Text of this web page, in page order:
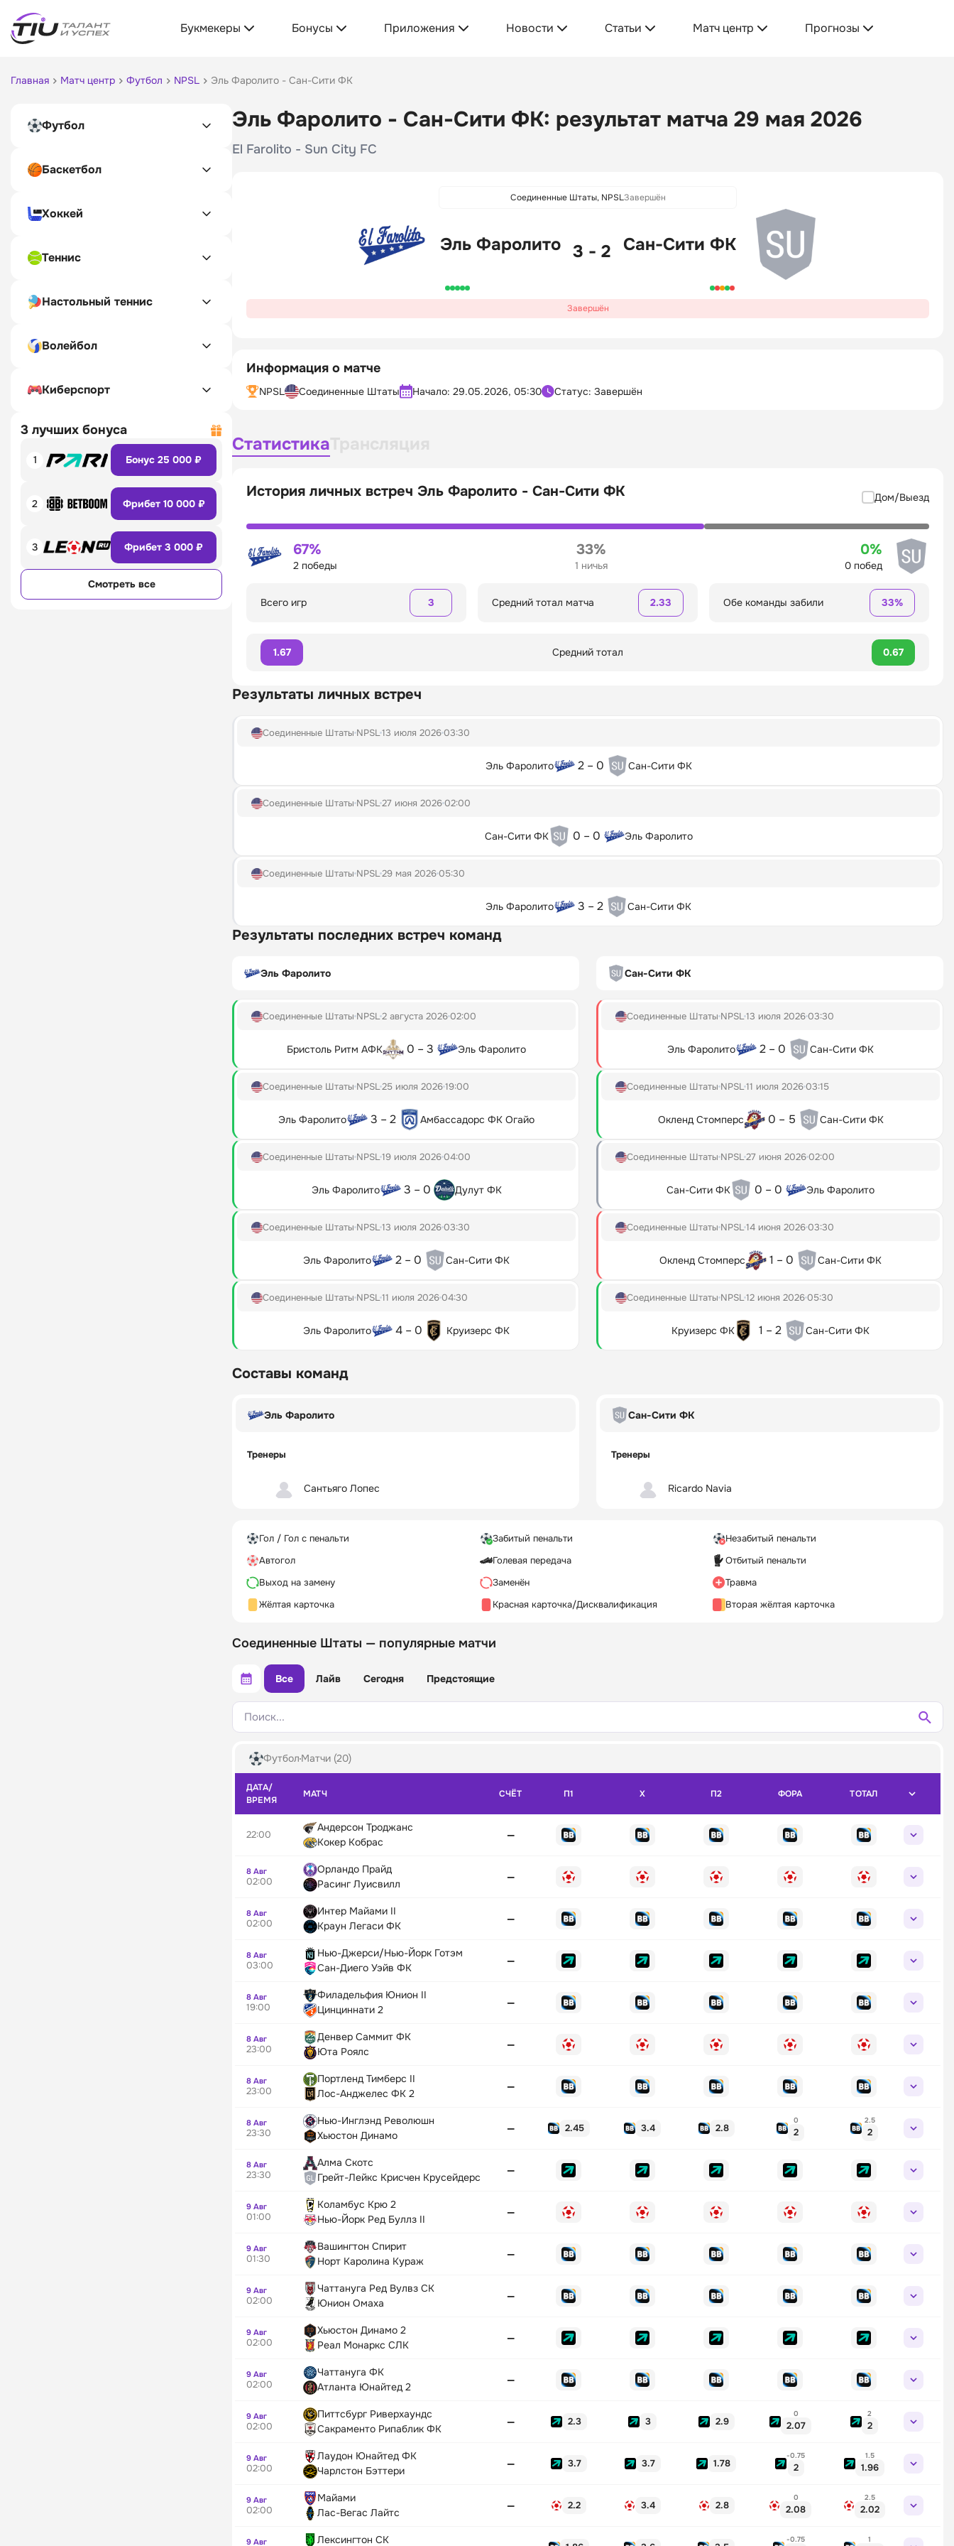
Букмекеры Бонусы Приложения Новости Статьи Матч центр Прогнозы
Главная Матч центр Футбол NPSL Эль Фаролито - Сан-Сити ФК
Футбол
Баскетбол
Хоккей
Теннис
Настольный теннис
Волейбол
Киберспорт
3 лучших бонуса
1 Бонус 25 000 ₽
2 Фрибет 10 000 ₽
3 Фрибет 3 000 ₽
Смотреть все
Эль Фаролито - Сан-Сити ФК: результат матча 29 мая 2026
El Farolito - Sun City FC
Соединенные Штаты, NPSLЗавершён
Эль Фаролито 3 - 2 Сан-Сити ФК
Завершён
Информация о матче
NPSL Соединенные Штаты Начало: 29.05.2026, 05:30 Статус: Завершён
Статистика
История личных встреч Эль Фаролито - Сан-Сити ФК Дом/Выезд
67%
2 победы
33%
1 ничья
0%
0 побед
Всего игр 3 Средний тотал матча 2.33 Обе команды забили 33%
1.67 Средний тотал 0.67
Результаты личных встреч
Соединенные Штаты NPSL13 июля 202603:30
Эль Фаролито 2 – 0 Сан-Сити ФК
Соединенные Штаты NPSL27 июня 202602:00
Сан-Сити ФК 0 – 0 Эль Фаролито
Соединенные Штаты NPSL29 мая 202605:30
Эль Фаролито 3 – 2 Сан-Сити ФК
Результаты последних встреч команд
Эль Фаролито
Соединенные Штаты NPSL2 августа 202602:00
Бристоль Ритм АФК 0 – 3 Эль Фаролито
Соединенные Штаты NPSL25 июля 202619:00
Эль Фаролито 3 – 2 Амбассадорс ФК Огайо
Соединенные Штаты NPSL19 июля 202604:00
Эль Фаролито 3 – 0 Дулут ФК
Соединенные Штаты NPSL13 июля 202603:30
Эль Фаролито 2 – 0 Сан-Сити ФК
Соединенные Штаты NPSL11 июля 202604:30
Эль Фаролито 4 – 0 Круизерс ФК
Сан-Сити ФК
Соединенные Штаты NPSL13 июля 202603:30
Эль Фаролито 2 – 0 Сан-Сити ФК
Соединенные Штаты NPSL11 июля 202603:15
Окленд Стомперс 0 – 5 Сан-Сити ФК
Соединенные Штаты NPSL27 июня 202602:00
Сан-Сити ФК 0 – 0 Эль Фаролито
Соединенные Штаты NPSL14 июня 202603:30
Окленд Стомперс 1 – 0 Сан-Сити ФК
Соединенные Штаты NPSL12 июня 202605:30
Круизерс ФК 1 – 2 Сан-Сити ФК
Составы команд
Эль Фаролито
Тренеры
Сантьяго Лопес
Сан-Сити ФК
Тренеры
Ricardo Navia
Гол / Гол с пенальти Забитый пенальти
Незабитый пенальти
Автогол
Голевая передача
Отбитый пенальти
Выход на замену
Заменён
Травма
Жёлтая карточка
Красная карточка/Дисквалификация Вторая жёлтая карточка
Соединенные Штаты — популярные матчи
Все Лайв Сегодня Предстоящие
Поиск...
Футбол Матчи (20)
ДАТА/
ВРЕМЯ
МАТЧ СЧЁТ П1 X П2 ФОРА ТОТАЛ
22:00
Андерсон Троджанс
Кокер Кобрас
—
8 Авг
02:00
Орландо Прайд
Расинг Луисвилл
—
8 Авг
02:00
Интер Майами II
Краун Легаси ФК
—
8 Авг
03:00
Нью-Джерси/Нью-Йорк Готэм
Сан-Диего Уэйв ФК
—
8 Авг
19:00
Филадельфия Юнион II
Цинциннати 2
—
8 Авг
23:00
Денвер Саммит ФК
Юта Роялс
—
8 Авг
23:00
Портленд Тимберс II
Лос-Анджелес ФК 2
—
8 Авг
23:30
Нью-Инглэнд Революшн
Хьюстон Динамо
— 2.45 3.4 2.8
0
2
2.5
2
8 Авг
23:30
Алма Скотс
Грейт-Лейкс Крисчен Крусейдерс
—
9 Авг
01:00
Коламбус Крю 2
Нью-Йорк Ред Буллз II
—
9 Авг
01:30
Вашингтон Спирит
Норт Каролина Кураж
—
9 Авг
02:00
Чаттануга Ред Вулвз СК
Юнион Омаха
—
9 Авг
02:00
Хьюстон Динамо 2
Реал Монаркс СЛК
—
9 Авг
02:00
Чаттануга ФК
Атланта Юнайтед 2
—
9 Авг
02:00
Питтсбург Риверхаундс
Сакраменто Рипаблик ФК
— 2.3 3 2.9
0
2.07
2
2
9 Авг
02:00
Лаудон Юнайтед ФК
Чарлстон Бэттери
— 3.7 3.7 1.78
-0.75
2
1.5
1.96
9 Авг
02:00
Майами
Лас-Вегас Лайтс
— 2.2 3.4 2.8
0
2.08
2.5
2.02
9 Авг Лексингтон СК -0.75 1